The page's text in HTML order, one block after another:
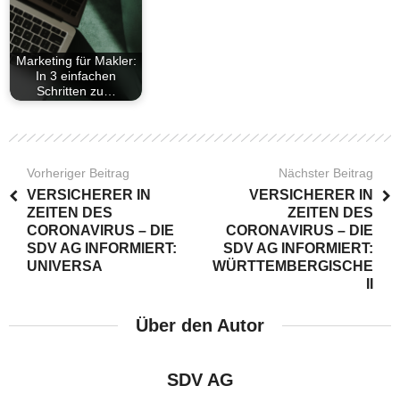
Marketing für Makler:
In 3 einfachen
Schritten zu…
Vorheriger Beitrag
VERSICHERER IN
ZEITEN DES
CORONAVIRUS – DIE
SDV AG INFORMIERT:
UNIVERSA
Nächster Beitrag
VERSICHERER IN
ZEITEN DES
CORONAVIRUS – DIE
SDV AG INFORMIERT:
WÜRTTEMBERGISCHE
Über den Autor
SDV AG